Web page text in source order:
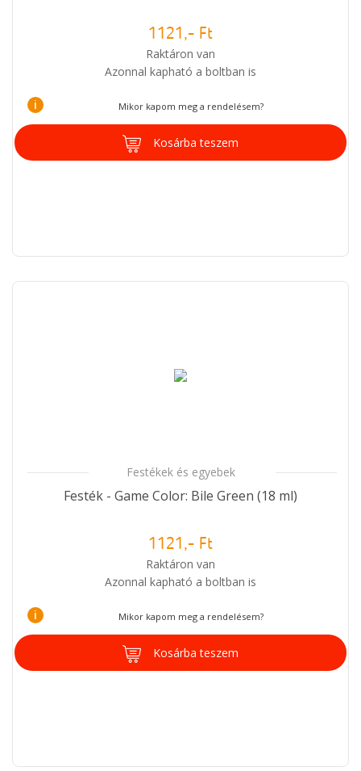
1121,- Ft
Raktáron van
Azonnal kapható a boltban is
i Mikor kapom meg a rendelésem?
Kosárba teszem
Festékek és egyebek
Festék - Game Color: Bile Green (18 ml)
1121,- Ft
Raktáron van
Azonnal kapható a boltban is
i Mikor kapom meg a rendelésem?
Kosárba teszem